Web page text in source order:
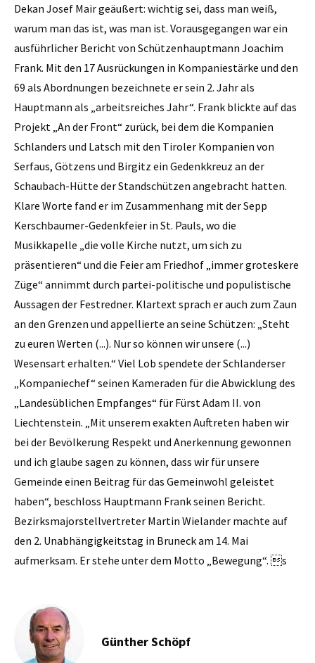
Dekan ­Josef Mair geäußert: wichtig sei, dass man weiß,
warum man das ist, was man ist. Vorausgegangen war ein
ausführlicher Bericht von Schützenhauptmann Joachim
Frank. Mit den 17 Ausrückungen in Kompaniestärke und den
69 als Abordnungen bezeichnete er sein 2. Jahr als
Hauptmann als „arbeitsreiches Jahr“. Frank blickte auf das
Projekt „An der Front“ zurück, bei dem die Kompanien
Schlanders und Latsch mit den Tiroler Kompanien von
Serfaus, Götzens und Birgitz ein Gedenkkreuz an der
Schaubach-Hütte der Standschützen angebracht hatten.
Klare Worte fand er im Zusammenhang mit der Sepp
Kerschbaumer-Gedenkfeier in St. Pauls, wo die
Musikkapelle „die volle Kirche nutzt, um sich zu
präsentieren“ und die Feier am Friedhof „immer groteskere
Züge“ annimmt durch partei-politische und populistische
Aussagen der Festredner. Klartext sprach er auch zum Zaun
an den Grenzen und appellierte an seine Schützen: „Steht
zu euren Werten (...). Nur so können wir unsere (...)
Wesensart erhalten.“ Viel Lob spendete der Schlanderser
„Kompaniechef“ seinen Kameraden für die Abwicklung des
„Landesüblichen Empfanges“ für Fürst Adam II. von
Liechtenstein. „Mit unserem exakten Auftreten haben wir
bei der Bevölkerung Respekt und Anerkennung gewonnen
und ich glaube sagen zu können, dass wir für unsere
Gemeinde einen Beitrag für das Gemeinwohl geleistet
haben“, beschloss Hauptmann Frank seinen Bericht.
Bezirksmajorstellvertreter Martin Wielander machte auf
den 2. Unabhängigkeitstag in Bruneck am 14. Mai
aufmerksam. Er stehe unter dem Motto „Bewegung“. s
Günther Schöpf